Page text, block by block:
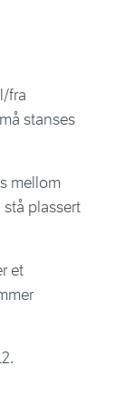
fra
stanses
mellom
plassert
et